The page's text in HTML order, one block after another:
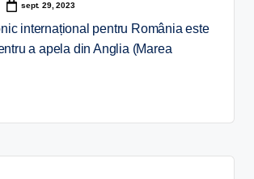
sept. 29, 2023
internațional pentru România este
a apela din Anglia (Marea